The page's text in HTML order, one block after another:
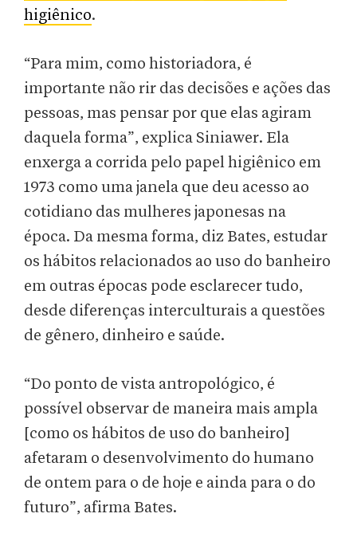
higiênico.
“Para mim, como historiadora, é
importante não rir das decisões e ações das
pessoas, mas pensar por que elas agiram
daquela forma”, explica Siniawer. Ela
enxerga a corrida pelo papel higiênico em
1973 como uma janela que deu acesso ao
cotidiano das mulheres japonesas na
época. Da mesma forma, diz Bates, estudar
os hábitos relacionados ao uso do banheiro
em outras épocas pode esclarecer tudo,
desde diferenças interculturais a questões
de gênero, dinheiro e saúde.
“Do ponto de vista antropológico, é
possível observar de maneira mais ampla
[como os hábitos de uso do banheiro]
afetaram o desenvolvimento do humano
de ontem para o de hoje e ainda para o do
futuro”, afirma Bates.